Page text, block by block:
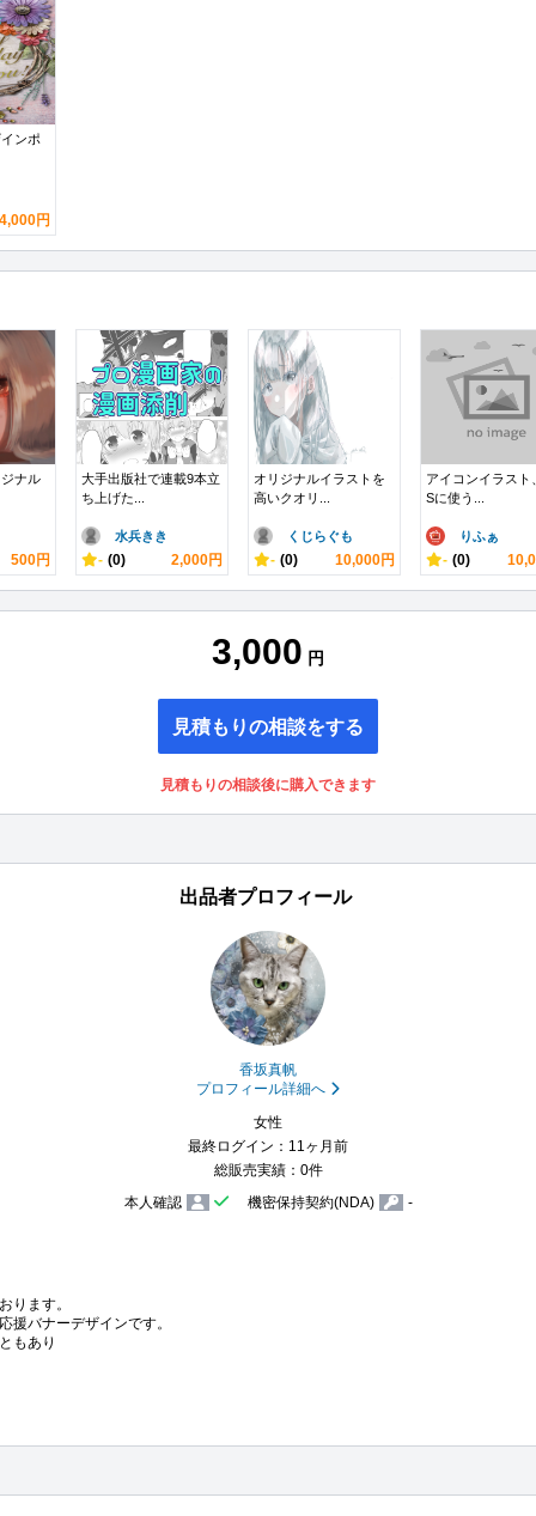
ンポ
4,000円
ナル
500円
大手出版社で連載9本立
ち上げた...
水兵きき
- (0) 2,000円
オリジナルイラストを
高いクオリ...
くじらぐも
- (0) 10,000円
アイコンイラスト
Sに使う...
りふぁ
- (0)
3,000 円
見積もりの相談をする
見積もりの相談後に購入できます
出品者プロフィール
香坂真帆
プロフィール詳細へ
女性
最終ログイン：11ヶ月前
総販売実績：0件
本人確認
機密保持契約(NDA) -
ります。
援バナーデザインです。
もあり